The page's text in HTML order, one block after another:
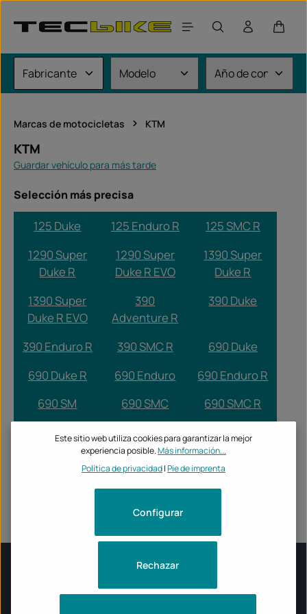
El
Marcas de motocicletas KTM
KTM
Guardar vehículo para más tarde
Selección más precisa
125 Duke 125 Enduro R
125 SMC R
1290 Super
Duke R
1290 Super
Duke R EVO
1390 Super
Duke R
1390 Super
Duke R EVO
390
Adventure R
390 Duke
390 Enduro R 390 SMC R
690 Duke
690 Duke R
690 Enduro
690 Enduro R
690 SM
690 SMC
690 SMC R
790
Adventure
790 Duke 890 Duke
990 Duke 990 Duke R
990 RC R
RC 390
Este sitio web utiliza cookies para garantizar la mejor
experiencia posible.Más información...
Política de privacidad|Pie de imprenta
Rechazar
Configurar